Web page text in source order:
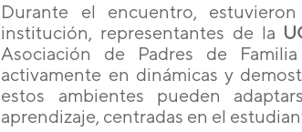
Durante el encuentro,
institución, representantes de la
Asociación de Padres de
activamente en dinámicas y
estos ambientes pueden
aprendizaje, centradas en el